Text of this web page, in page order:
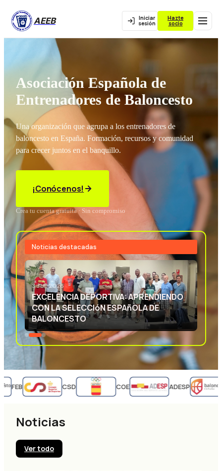
AEEB Iniciar
sesión
Hazte
socio
Asociación Española de
Entrenadores de Baloncesto
Una organización que agrupa a los entrenadores de
baloncesto en España. Formación, recursos y comunidad
para crecer juntos en el banquillo.
¡Conócenos!
Crea tu cuenta gratuita · Sin compromiso
Noticias destacadas
3 JUL 2026
EXCELENCIA DEPORTIVA: APRENDIENDO
CON LA SELECCIóN ESPAñOLA DE
BALONCESTO
FEB CSD COE ADESP
Noticias
Ver todo